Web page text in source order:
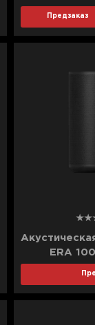
Предзаказ
ERA